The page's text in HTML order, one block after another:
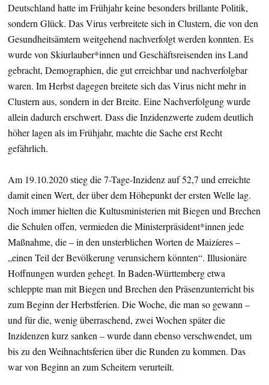
Deutschland hatte im Frühjahr keine besonders brillante Politik,
sondern Glück. Das Virus verbreitete sich in Clustern, die von den
Gesundheitsämtern weitgehend nachverfolgt werden konnten. Es
wurde von Skiurlauber*innen und Geschäftsreisenden ins Land
gebracht, Demographien, die gut erreichbar und nachverfolgbar
waren. Im Herbst dagegen breitete sich das Virus nicht mehr in
Clustern aus, sondern in der Breite. Eine Nachverfolgung wurde
allein dadurch erschwert. Dass die Inzidenzwerte zudem deutlich
höher lagen als im Frühjahr, machte die Sache erst Recht
gefährlich.
Am 19.10.2020 stieg die 7-Tage-Inzidenz auf 52,7 und erreichte
damit einen Wert, der über dem Höhepunkt der ersten Welle lag.
Noch immer hielten die Kultusministerien mit Biegen und Brechen
die Schulen offen, vermieden die Ministerpräsident*innen jede
Maßnahme, die – in den unsterblichen Worten de Maizíeres –
„einen Teil der Bevölkerung verunsichern könnten“. Illusionäre
Hoffnungen wurden gehegt. In Baden-Württemberg etwa
schleppte man mit Biegen und Brechen den Präsenzunterricht bis
zum Beginn der Herbstferien. Die Woche, die man so gewann –
und für die, wenig überraschend, zwei Wochen später die
Inzidenzen kurz sanken – wurde dann ebenso verschwendet, um
bis zu den Weihnachtsferien über die Runden zu kommen. Das
war von Beginn an zum Scheitern verurteilt.